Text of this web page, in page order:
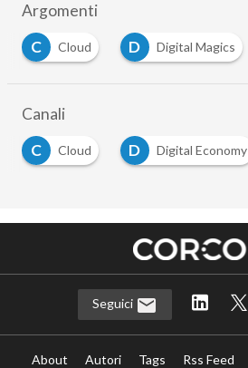
Argomenti
C
Cloud D Digital Magics
Canali
C
Cloud D Digital Economy
Seguici
About Autori Tags Rss Feed